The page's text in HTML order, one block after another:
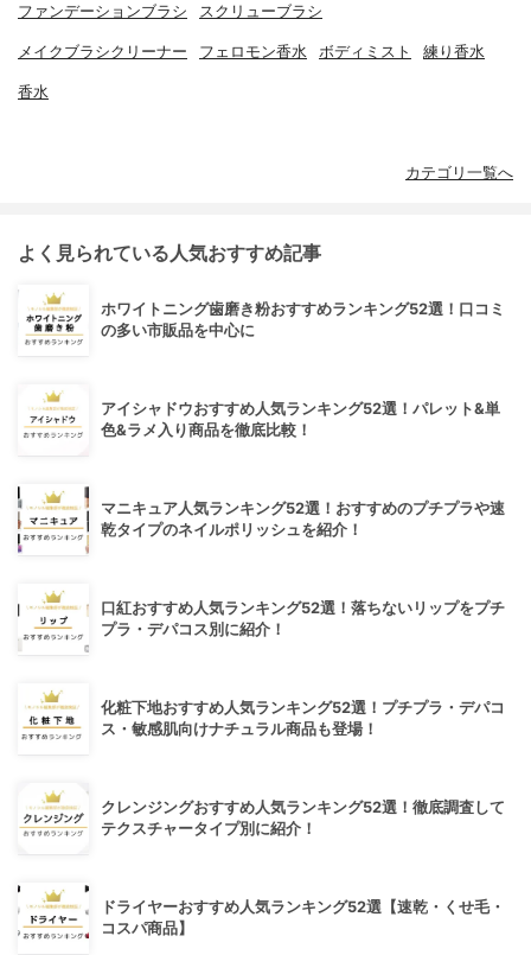
ファンデーションブラシ スクリューブラシ
メイクブラシクリーナー フェロモン香水 ボディミスト 練り香水
香水
カテゴリ一覧へ
よく見られている人気おすすめ記事
ホワイトニング歯磨き粉おすすめランキング52選！口コミ
の多い市販品を中心に
アイシャドウおすすめ人気ランキング52選！パレット&単
色&ラメ入り商品を徹底比較！
マニキュア人気ランキング52選！おすすめのプチプラや速
乾タイプのネイルポリッシュを紹介！
口紅おすすめ人気ランキング52選！落ちないリップをプチ
プラ・デパコス別に紹介！
化粧下地おすすめ人気ランキング52選！プチプラ・デパコ
ス・敏感肌向けナチュラル商品も登場！
クレンジングおすすめ人気ランキング52選！徹底調査して
テクスチャータイプ別に紹介！
ドライヤーおすすめ人気ランキング52選【速乾・くせ毛・
コスパ商品】